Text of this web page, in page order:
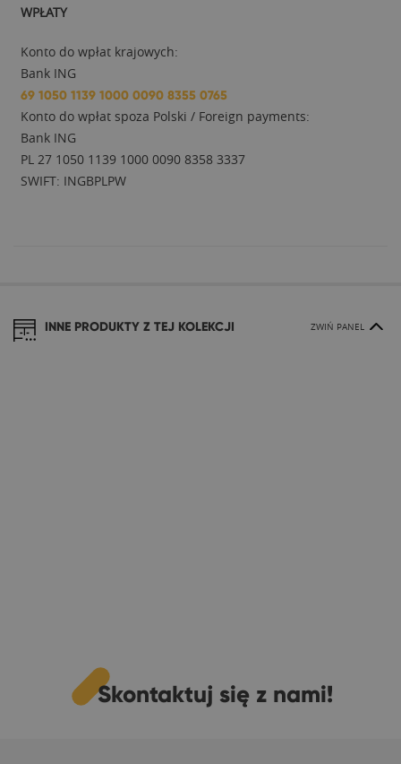
WPŁATY
Konto do wpłat krajowych:
Bank ING
69 1050 1139 1000 0090 8355 0765
Konto do wpłat spoza Polski / Foreign payments:
Bank ING
PL 27 1050 1139 1000 0090 8358 3337
SWIFT: INGBPLPW
INNE PRODUKTY Z TEJ KOLEKCJI ZWIŃ PANEL
Skontaktuj się z nami!